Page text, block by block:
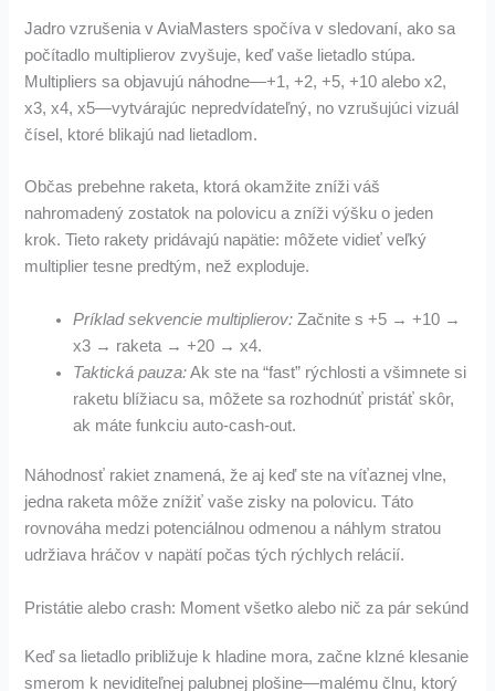
Jadro vzrušenia v AviaMasters spočíva v sledovaní, ako sa
počítadlo multiplierov zvyšuje, keď vaše lietadlo stúpa.
Multipliers sa objavujú náhodne—+1, +2, +5, +10 alebo x2,
x3, x4, x5—vytvárajúc nepredvídateľný, no vzrušujúci vizuál
čísel, ktoré blikajú nad lietadlom.
Občas prebehne raketa, ktorá okamžite zníži váš
nahromadený zostatok na polovicu a zníži výšku o jeden
krok. Tieto rakety pridávajú napätie: môžete vidieť veľký
multiplier tesne predtým, než exploduje.
Príklad sekvencie multiplierov: Začnite s +5 → +10 →
x3 → raketa → +20 → x4.
Taktická pauza:Ak ste na “fast” rýchlosti a všimnete si
raketu blížiacu sa, môžete sa rozhodnúť pristáť skôr,
ak máte funkciu auto‑cash‑out.
Náhodnosť rakiet znamená, že aj keď ste na víťaznej vlne,
jedna raketa môže znížiť vaše zisky na polovicu. Táto
rovnováha medzi potenciálnou odmenou a náhlym stratou
udržiava hráčov v napätí počas tých rýchlych relácií.
Pristátie alebo crash: Moment všetko alebo nič za pár sekúnd
Keď sa lietadlo približuje k hladine mora, začne klzné klesanie
smerom k neviditeľnej palubnej plošine—malému člnu, ktorý